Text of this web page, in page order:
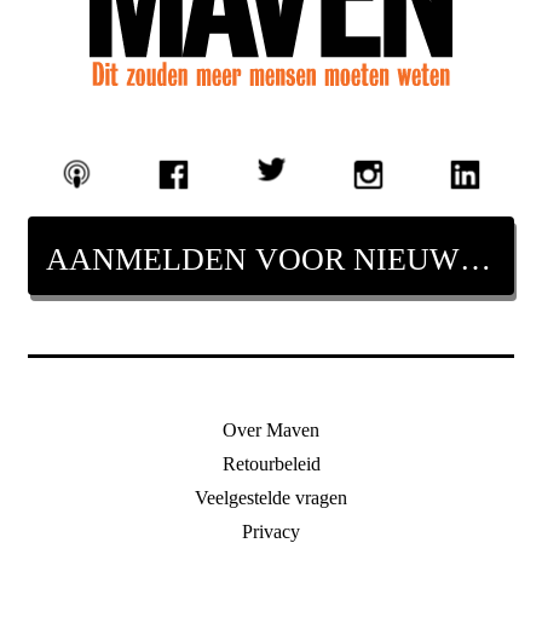
AANMELDEN VOOR NIEUWSBRIEF
Over Maven
Retourbeleid
Veelgestelde vragen
Privacy